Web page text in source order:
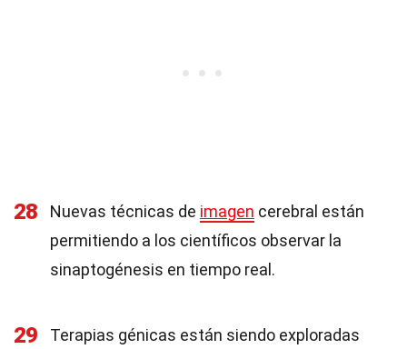
28 Nuevas técnicas de imagen cerebral están
permitiendo a los científicos observar la
sinaptogénesis en tiempo real.
29
Terapias génicas están siendo exploradas